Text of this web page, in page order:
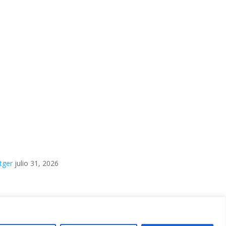
julio 31, 2026